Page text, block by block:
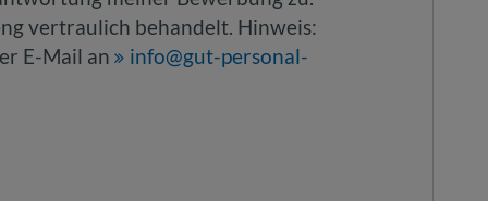
vertraulich behandelt. Hinweis:
E-Mail an
info@gut-personal-